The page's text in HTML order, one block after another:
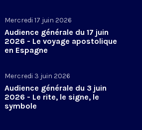
Mercredi 17 juin 2026
Audience générale du 17 juin
2026 - Le voyage apostolique
en Espagne
Mercredi 3 juin 2026
Audience générale du 3 juin
2026 - Le rite, le signe, le
symbole